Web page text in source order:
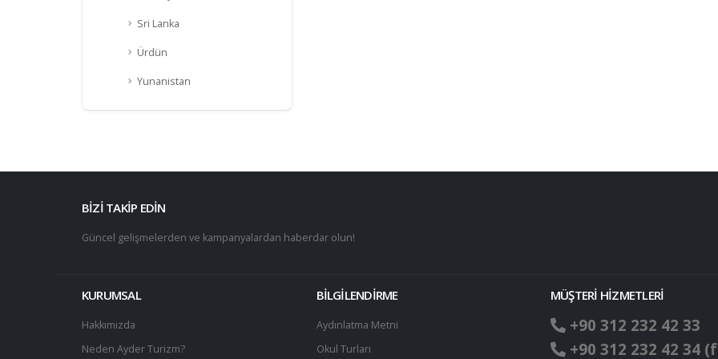
Sri Lanka
Ürdün
Yunanistan
BİZİ TAKİP EDİN
Güncel gelişmelerden ve kampanyalardan haberdar olun!
KURUMSAL
Hakkımızda
Neden Ayder Turizm?
BİLGİLENDİRME
Aydınlatma Metni
Okul Turları
MÜŞTERİ HİZMETLERİ
+90 312 232 42 33
+90 312 232 42 34